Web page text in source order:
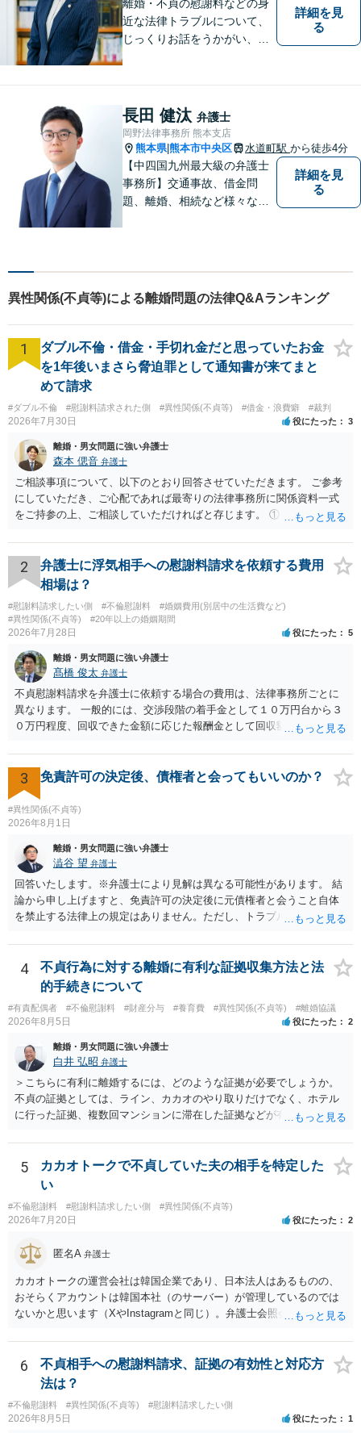
離婚・不貞の慰謝料などの身
近な法律トラブルについて、
じっくりお話をうかがい、わ
詳細を見
る
長田 健汰 弁護士
岡野法律事務所 熊本支店
熊本県|熊本市中央区 水道町駅 から徒歩4分
【中四国九州最大級の弁護士
事務所】交通事故、借金問
題、離婚、相続など様々な問
い！
詳細を見
る
異性関係(不貞等)による離婚問題の法律Q&Aランキング
1
ダブル不倫・借金・手切れ金だと思っていたお金
を1年後いまさら脅迫罪として通知書が来てまと
めて請求
#ダブル不倫 #慰謝料請求された側 #異性関係(不貞等) #借金・浪費癖 #裁判
2026年7月30日 役にたった 3
離婚・男女問題に強い弁護士
森本 偲音 弁護士
ご相談事項について、以下のとおり回答させていただきます。 ご参考
にしていただき、ご心配であれば最寄りの法律事務所に関係資料一式
をご持参の上、ご相談していただければと存じます。 ① このLINEの
される可能性はあるのか ⇒LINEを含む１００万円の貸付に至るまでの
やり取り等の経緯、誓約書の内容等を踏まえて、関係を清算するため
の 金銭であったと評価される可能性はあると考えます。 ② 「今後一
切関与しないなら100万円振り込む」というLINEや誓約書は、裁判上
どの程度証拠価値があるのか ⇒前後のやり取りや誓約書の具体的内容
を見ない限り、具体的な判断はできませんが、一定の証拠価値はある
することは認められるのか。 ⇒おそらく１００万円は不当利得（受け
取る正当な権利がないのに利益を取得した）として返還請求されてい
るものかと推察しますので、 貸金返還ではないかと存じます。 ④ 私
は現在、収入も不安定で貯金もなくリボ払い借金が既に約100万あり。
今年に再婚したが主人はお金に厳しい為、一括で220万円を支払う事は
か。 ⇒判決となり敗訴してしまった場合は、強制執行により不動産等
の財産を差し押さえられ、そこから債権回収が図られることになりま
すが、 和解であれば柔軟な解決が可能ですので、その場合は分割払
いにより支払うことも十分可能です。 ⑤ このような事情であれば、私
は120万円のみ和解交渉を続けるべきでしょうか。 ⇒ご相談者様の認
れるため、 120万円のみについて交渉を続けることがベターかと存じ
ます。
2
弁護士に浮気相手への慰謝料請求を依頼する費用
相場は？
#慰謝料請求したい側 #不倫慰謝料
#婚姻費用(別居中の生活費など)
#異性関係(不貞等)
#20年以上の婚姻期間
2026年7月28日 役にたった 5
離婚・男女問題に強い弁護士
髙橋 俊太 弁護士
不貞慰謝料請求を弁護士に依頼する場合の費用は、法律事務所ごとに
異なります。 一般的には、交渉段階の着手金として１０万円台から３
０万円程度、回収できた金額に応じた報酬金として回収額の１０％か
には、追加着手金や日当、実費が発生することもあります。 もっと
も、証拠が十分にあるか、相手方の住所・勤務先が分かるか、慰謝料
額、離婚の有無、交渉で終わるか訴訟まで見込むかによって、費用は
変わり得ます。依頼前に、交渉だけの場合、訴訟になった場合、回収
できなかった場合の費用を確認しておくとよいでしょう。 弁護士選び
通しを過度に楽観的に言い過ぎないか、質問に具体的に答えてくれる
か、連絡方法（メール、電話、弁護士直接か事務局員を介するかな
ど）や対応スピードが合うかを確認するとよいと思います。いずれに
しましても、弁護士への相談・依頼にあたっては、証拠資料、夫と相
手方の関係、相手方の氏名・住所等、夫婦関係への影響、離婚予定の
3 免責許可の決定後、債権者と会ってもいいのか？
#異性関係(不貞等)
2026年8月1日
離婚・男女問題に強い弁護士
澁谷 望 弁護士
回答いたします。※弁護士により見解は異なる可能性があります。 結
論から申し上げますと、免責許可の決定後に元債権者と会うこと自体
を禁止する法律上の規定はありません。ただし、トラブル防止の観点
ントは以下の通りです。 ・金銭のやり取りや返済の約束は絶対にしな
い（免責された借金を任意でも支払ってしまうとトラブルの元になり
ます） ・過去のDVや過剰請求の経緯を踏まえ、相手の感情に流されな
い ・予定通り毅然とした態度で距離を置く 法律上の制限はないもの
の、ご自身の生活と精神的な安定を守るためにも、お互いに距離を置
くというご判断は非常に賢明かと思います。
4
不貞行為に対する離婚に有利な証拠収集方法と法
的手続きについて
#有責配偶者 #不倫慰謝料 #財産分与 #養育費 #異性関係(不貞等) #離婚協議
2026年8月5日 役にたった 2
離婚・男女問題に強い弁護士
白井 弘昭 弁護士
＞こちらに有利に離婚するには、どのような証拠が必要でしょうか。
不貞の証拠としては、ライン、カカオのやり取りだけでなく、ホテル
に行った証拠、複数回マンションに滞在した証拠などが有効です。 不
婚する、慰謝料をとるなど）ことができると思われます。 ただし、不
貞発覚後、長期間同居を続けると、不貞を許したとの評価につながる
場合がありますので、ご注意ください。 以上、ご参考まで。
5
カカオトークで不貞していた夫の相手を特定した
い
#不倫慰謝料 #慰謝料請求したい側 #異性関係(不貞等)
2026年7月20日 役にたった 2
匿名A 弁護士
カカオトークの運営会社は韓国企業であり、日本法人はあるものの、
おそらくアカウントは韓国本社（のサーバー）が管理しているのでは
ないかと思います（XやInstagramと同じ）。弁護士会照会は日本法に
対する照会は基本的にできないと解されています（弁護士会によって
は例外的に認める扱いもありますが、かなり限定されているので一般
的ではないでしょう）。もし韓国本社がアカウント管理をしているな
ら、日本法人へ送っても「ウチでは管理していない」という回答にな
ります。 個人で直接他人のID情報の開示を求めても拒否されるでしょ
う。
6
不貞相手への慰謝料請求、証拠の有効性と対応方
法は？
#不倫慰謝料 #異性関係(不貞等) #慰謝料請求したい側
2026年8月5日 役にたった 1